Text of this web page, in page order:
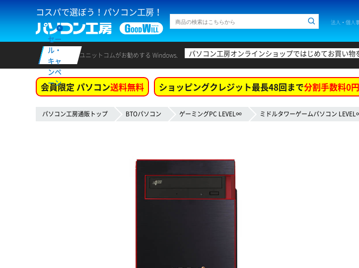
コスパで選ぼう！パソコン工房！
法人・個人
セー
ル・
キャ
ンペ
ーン
ユニットコムがお勧めする Windows. パソコン工房オンラインショップではじめてお買い物
会員限定 パソコン送料無料 ショッピングクレジット最長48回まで分割手数料0円
パソコン工房通販トップ BTOパソコン ゲーミングPC LEVEL∞ ミドルタワーゲームパソコン